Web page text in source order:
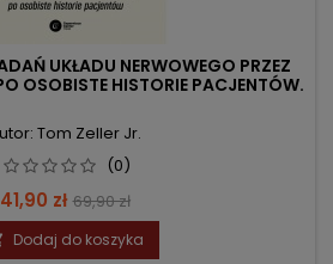
UKŁADU NERWOWEGO PRZEZ
OSOBISTE HISTORIE PACJENTÓW.
Tom Zeller Jr.
(0)
Cena
41,90 zł Cena
podstawowa
69,90 zł
Dodaj do koszyka